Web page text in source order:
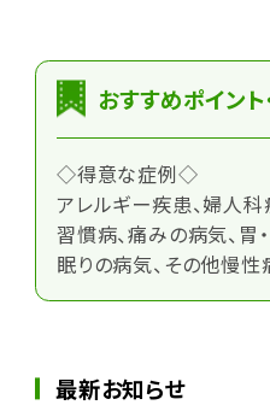
おすすめポイント
◇得意な症例◇
アレルギー疾患、婦人
習慣病、痛みの病気、胃
眠りの病気、その他慢
最新お知らせ